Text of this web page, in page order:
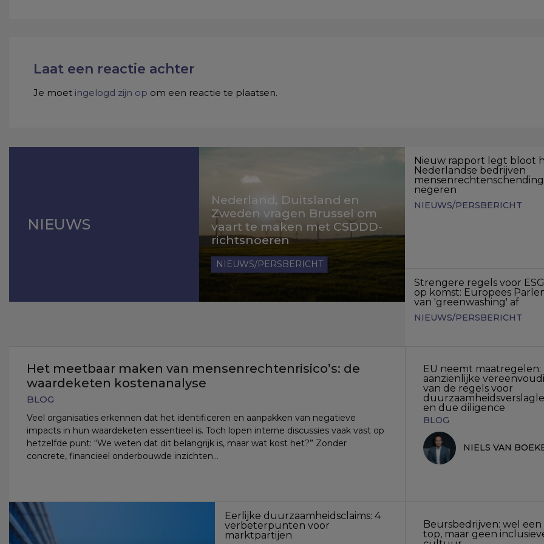
Laat een reactie achter
Je moet ingelogd zijn op om een reactie te plaatsen.
NIEUWS
Nederland, Duitsland en
Zweden vragen Brussel om
vaart te maken met CSDDD-
richtsnoeren
NIEUWS/PERSBERICHT
Nieuw rapport legt bloot
Nederlandse bedrijven
negeren
NIEUWS/PERSBERICHT
Strengere regels voor
op komst: Europees
van 'greenwashing' af
NIEUWS/PERSBERICHT
Het meetbaar maken van mensenrechtenrisico’s: de
waardeketen kostenanalyse
BLOG
Veel organisaties erkennen dat het identificeren en aanpakken van negatieve
impacts in hun waardeketen essentieel is. Toch lopen interne discussies vaak vast op
hetzelfde punt: “We weten dat dit belangrijk is, maar wat kost het?” Zonder
concrete, financieel onderbouwde inzichten…
EU neemt maatregelen:
aanzienlijke
van de regels voor
en due diligence
BLOG
NIELS VAN
Eerlijke duurzaamheidsclaims: 4
verbeterpunten voor
marktpartijen
Beursbedrijven: wel een
top, maar geen